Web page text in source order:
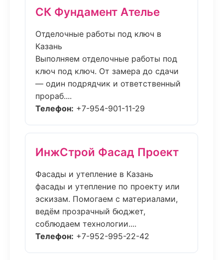
СК Фундамент Ателье
Отделочные работы под ключ в
Казань
Выполняем отделочные работы под
ключ под ключ. От замера до сдачи
— один подрядчик и ответственный
прораб....
Телефон: +7-954-901-11-29
ИнжСтрой Фасад Проект
Фасады и утепление в Казань
фасады и утепление по проекту или
эскизам. Помогаем с материалами,
ведём прозрачный бюджет,
соблюдаем технологии....
Телефон: +7-952-995-22-42